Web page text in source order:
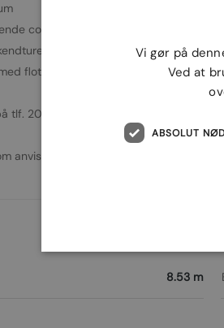
cockpit
og familiehygge
flotte sejlegenskaber
tlf. 20772911 for yderligere oplysninger,
anvisningssalg.
8.53 m
Vi gør på
Ved at
ABSOLUT